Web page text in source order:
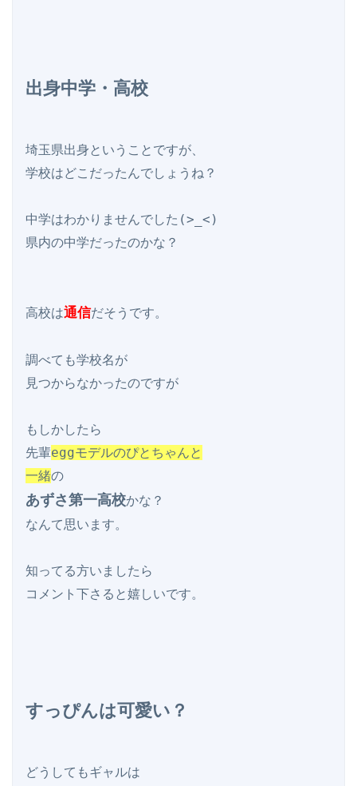
出身中学・高校
埼玉県出身ということですが、
学校はどこだったんでしょうね？
中学はわかりませんでした(>_<)
県内の中学だったのかな？
高校は通信だそうです。
調べても学校名が
見つからなかったのですが
もしかしたら
先輩eggモデルのぴとちゃんと
一緒
あずさ第一高校かな？
なんて思います。
知ってる方いましたら
コメント下さると嬉しいです。
すっぴんは可愛い？
どうしてもギャルは